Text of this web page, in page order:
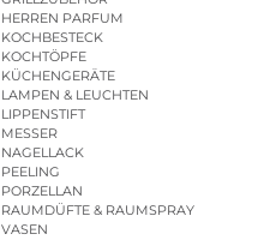
HERREN PARFUM
KOCHBESTECK
KOCHTÖPFE
KÜCHENGERÄTE
LAMPEN & LEUCHTEN
LIPPENSTIFT
MESSER
NAGELLACK
PEELING
PORZELLAN
RAUMDÜFTE & RAUMSPRAY
VASEN